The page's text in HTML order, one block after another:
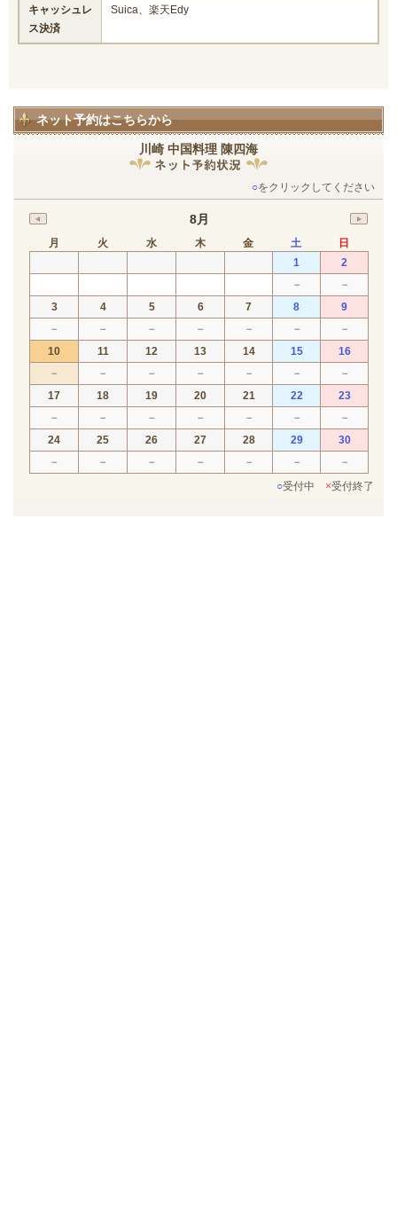
キャッシュレ
ス決済
Suica、楽天Edy
ネット予約はこちらから
川崎 中国料理 陳四海
○をクリックしてください
8月
月 火 水 木 金 土
日
1
2
－
－
3
4 5 6 7 8
9
－
－ － － － －
－
10
11 12 13 14 15
16
－
－ － － － －
－
17
18 19 20 21 22
23
－
－ － － － －
－
24
25 26 27 28 29
30
－
－ － － － －
－
○受付中 ×受付終了